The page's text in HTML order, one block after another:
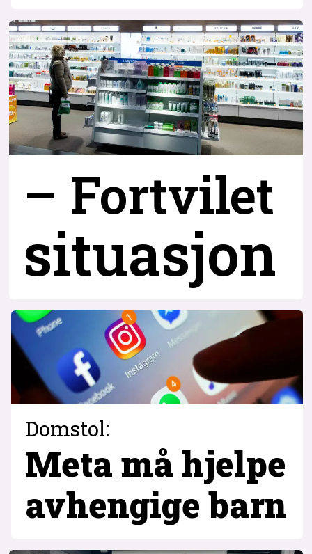
– Fortvilet
situasjon
Domstol:
Meta må hjelpe
avhengige barn